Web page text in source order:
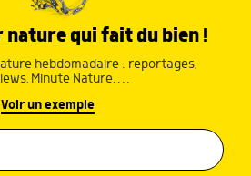
nature qui fait du bien !
hebdomadaire : reportages,
Minute Nature, …
Voir un exemple